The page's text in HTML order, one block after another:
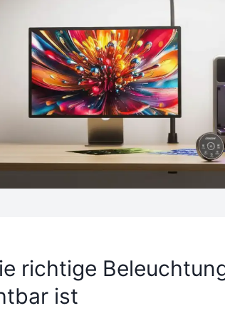
richtige
ist